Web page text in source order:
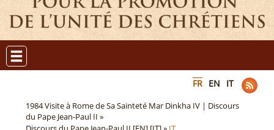
FR EN IT
1984 Visite à Rome de Sa Sainteté Mar Dinkha IV | Discours
du Pape Jean-Paul II »